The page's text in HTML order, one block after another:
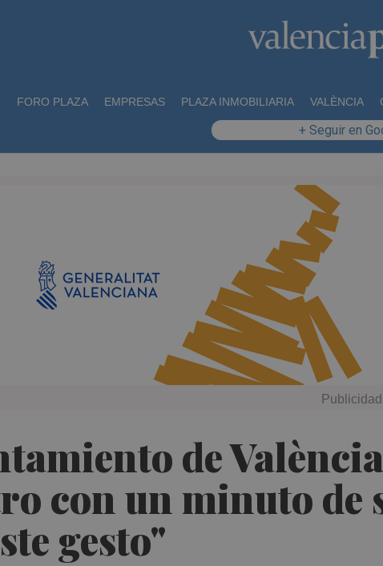
FORO PLAZA EMPRESAS PLAZA INMOBILIARIA VALÈNCIA
+ Seguir en
de
con un minuto
gesto"